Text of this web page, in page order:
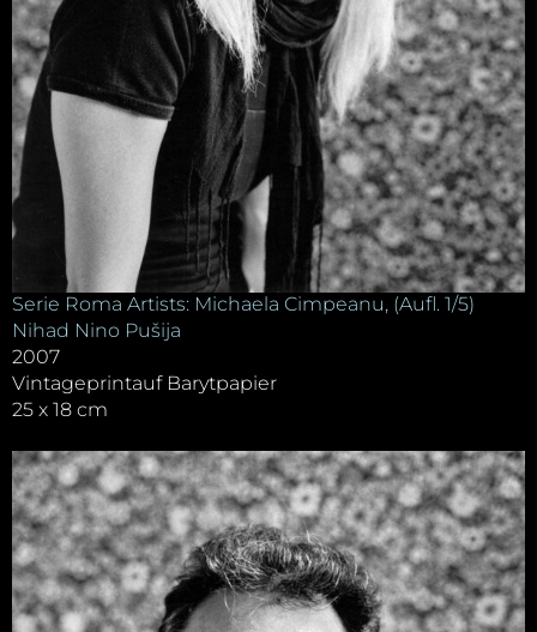
Serie Roma Artists: Michaela Cimpeanu, (Aufl. 1/5)
Nihad Nino Pušija
2007
Vintageprintauf Barytpapier
25 x 18 cm